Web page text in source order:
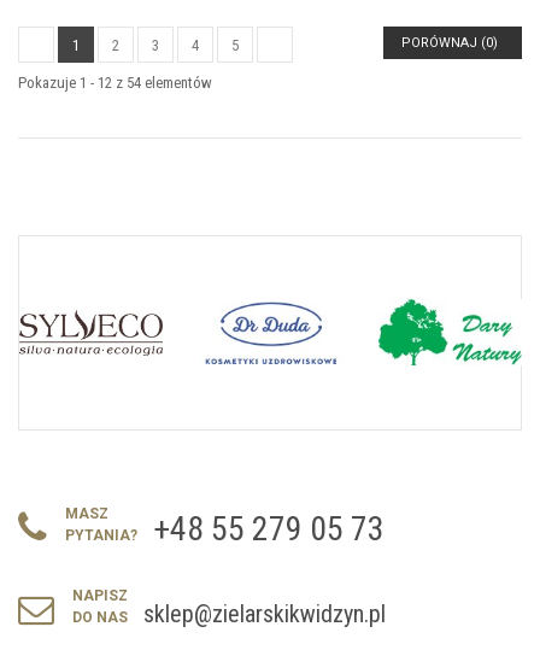
PORÓWNAJ (0)
1 2 3 4 5
Pokazuje 1 - 12 z 54 elementów
MASZ
PYTANIA?
+48 55 279 05 73
NAPISZ
DO NAS
sklep@zielarskikwidzyn.pl